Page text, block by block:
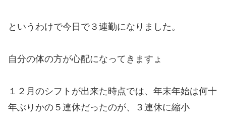
というわけで今日で３連勤になりました。
自分の体の方が心配になってきますょ
１２月のシフトが出来た時点では、年末年始は何十
年ぶりかの５連休だったのが、３連休に縮小